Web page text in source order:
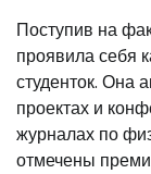
Поступив на
проявила себя
студенток. Она
проектах и
журналах по
отмечены